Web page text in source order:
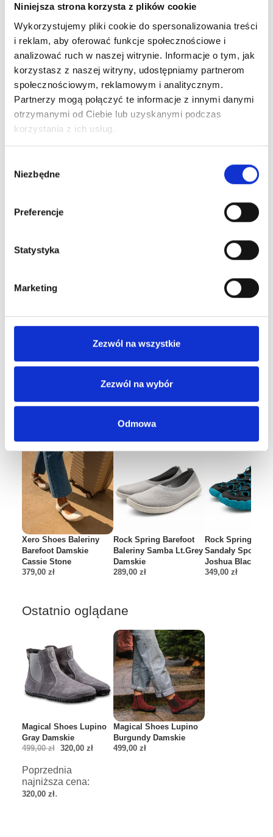
Niniejsza strona korzysta z plików cookie
Wykorzystujemy pliki cookie do spersonalizowania treści
i reklam, aby oferować funkcje społecznościowe i
analizować ruch w naszej witrynie. Informacje o tym, jak
korzystasz z naszej witryny, udostępniamy partnerom
społecznościowym, reklamowym i analitycznym.
Partnerzy mogą połączyć te informacje z innymi danymi
otrzymanymi od Ciebie lub uzyskanymi podczas
korzystania z ich usług.
zgody
Niezbędne
Preferencje
Statystyka
Marketing
Zezwól na wszystkie
Zezwól na wybór
Odmowa
Wysyłka nawet w 24H!
Zamów w ciągu--:--:--do 12:00
Darmowa dostawa
Dla zamówień od 299 zł
Dostępne stacjonarnie:
Kraków, ul. Długa 76
Dostępne w tej samej kategorii
Xero Shoes Baleriny
Barefoot Damskie
Cassie Stone
379,00 zł
Rock Spring Barefoot
Baleriny Samba Lt.Grey
Damskie
289,00 zł
Rock Spring
Sandały Sportowe
Joshua Black
349,00 zł
Ostatnio oglądane
Magical Shoes Lupino
Gray Damskie
499,00zł Pierwotna
wynosiła:
320,00 złAktualna
Poprzednia
najniższa cena:
320,00 zł.
Magical Shoes Lupino
Burgundy Damskie
499,00 zł